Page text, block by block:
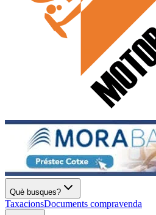
Què busques?
TaxacionsDocuments compravenda